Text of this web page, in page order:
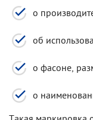
о
об
о фасоне,
о